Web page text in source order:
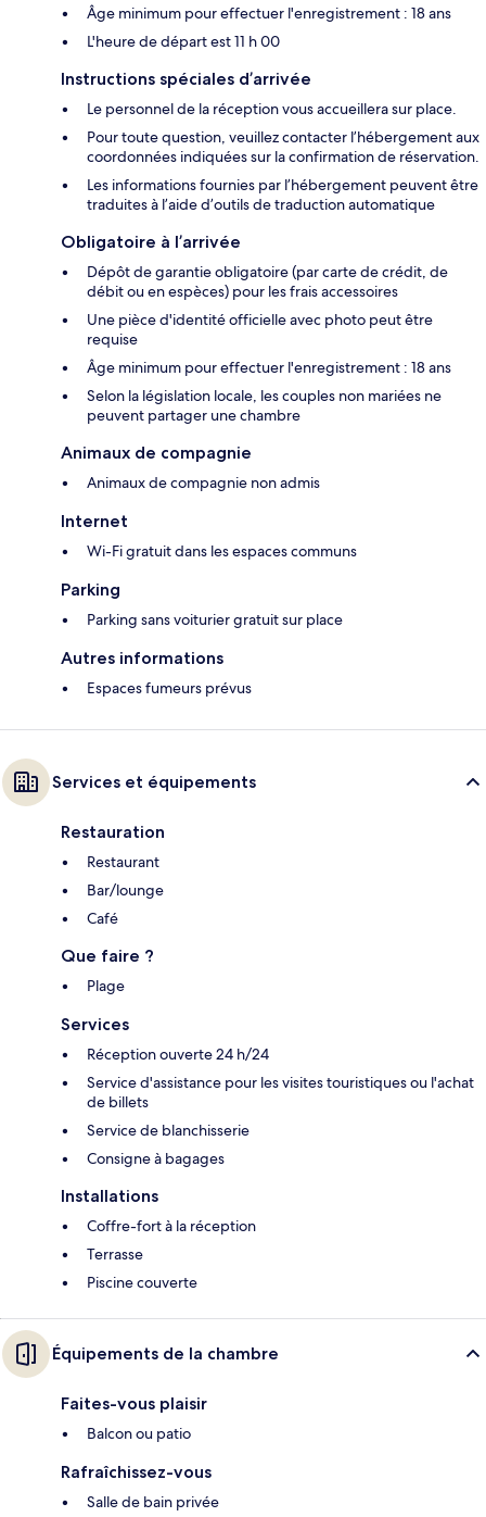
Âge minimum pour effectuer l'enregistrement : 18 ans
L'heure de départ est 11 h 00
Instructions spéciales d’arrivée
Le personnel de la réception vous accueillera sur place.
Pour toute question, veuillez contacter l’hébergement aux
coordonnées indiquées sur la confirmation de réservation.
Les informations fournies par l’hébergement peuvent être
traduites à l’aide d’outils de traduction automatique
Obligatoire à l’arrivée
Dépôt de garantie obligatoire (par carte de crédit, de
débit ou en espèces) pour les frais accessoires
Une pièce d'identité officielle avec photo peut être
requise
Âge minimum pour effectuer l'enregistrement : 18 ans
Selon la législation locale, les couples non mariées ne
peuvent partager une chambre
Animaux de compagnie
Animaux de compagnie non admis
Internet
Wi-Fi gratuit dans les espaces communs
Parking
Parking sans voiturier gratuit sur place
Autres informations
Espaces fumeurs prévus
Services et équipements
Restauration
Restaurant
Bar/lounge
Café
Que faire ?
Plage
Services
Réception ouverte 24 h/24
Service d'assistance pour les visites touristiques ou l'achat
de billets
Service de blanchisserie
Consigne à bagages
Installations
Coffre-fort à la réception
Terrasse
Piscine couverte
Équipements de la chambre
Faites-vous plaisir
Balcon ou patio
Rafraîchissez-vous
Salle de bain privée